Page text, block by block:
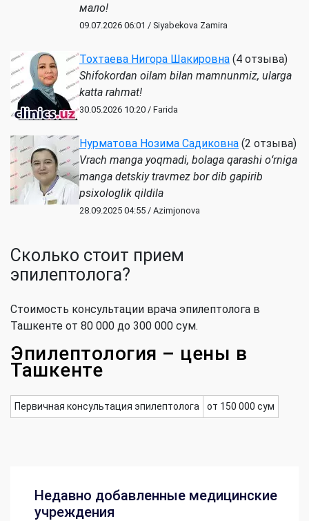
мало!
09.07.2026 06:01 / Siyabekova Zamira
Тохтаева Нигора Шакировна (4 отзыва)
Shifokordan oilam bilan mamnunmiz, ularga
katta rahmat!
30.05.2026 10:20 / Farida
Нурматова Нозима Садиковна (2 отзыва)
Vrach manga yoqmadi, bolaga qarashi oʻrniga
manga detskiy travmez bor dib gapirib
psixologlik qildila
28.09.2025 04:55 / Azimjonova
Сколько стоит прием
эпилептолога?
Стоимость консультации врача эпилептолога в
Ташкенте от 80 000 до 300 000 сум.
Эпилептология – цены в
Ташкенте
Первичная консультация эпилептолога от 150 000 сум
Недавно добавленные медицинские
учреждения